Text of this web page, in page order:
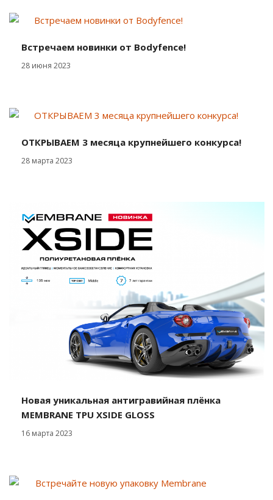
Встречаем новинки от Bodyfence!
28 июня 2023
ОТКРЫВАЕМ 3 месяца крупнейшего конкурса!
28 марта 2023
Новая уникальная антигравийная плёнка
MEMBRANE TPU XSIDE GLOSS
16 марта 2023